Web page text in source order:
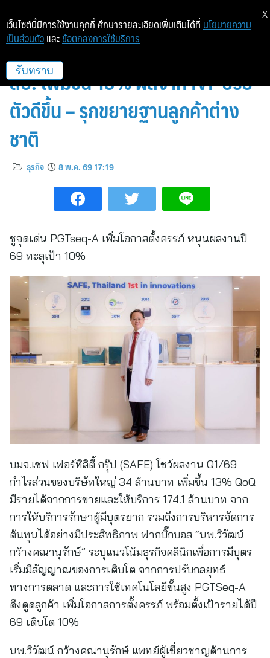
SAFE ทรงดี Q1/69 กำไรแตะ 34
ลบ. เพิ่มขึ้น 13% ผลจาก IVF ปรับ
ตัวดีขึ้น – รุกขยายฐานลูกค้าต่าง
ชาติ
ธุรกิจ 8 พ.ค. 69 17:19
ชูจุดเด่น PGTseq-A เพิ่มโอกาสตั้งครรภ์ หนุนผลงานปี
69 ทะลุเป้า 10%
บมจ.เซฟ เฟอร์ทิลิตี้ กรุ๊ป (SAFE) โชว์ผลงาน Q1/69
กำไรส่วนของบริษัทใหญ่ 34 ล้านบาท เพิ่มขึ้น 13% QoQ
มีรายได้จากการขายและให้บริการ 174.1 ล้านบาท จาก
การให้บริการรักษาผู้มีบุตรยาก รวมถึงการบริหารจัดการ
ต้นทุนได้อย่างมีประสิทธิภาพ ฟากบิ๊กบอส “นพ.วิวัฒน์
กว้างคณานุรักษ์” ระบุแนวโน้มธุรกิจคลินิกเพื่อการมีบุตร
เริ่มมีสัญญาณของการเติบโต จากการปรับกลยุทธ์
ทางการตลาด และการใช้เทคโนโลยีขั้นสูง PGTSeq-A
ดึงดูดลูกค้า เพิ่มโอกาสการตั้งครรภ์ พร้อมตั้งเป้ารายได้ปี
69 เติบโต 10%
นพ.วิวัฒน์ กว้างคณานุรักษ์ แพทย์ผู้เชี่ยวชาญด้านการ
เว็บไซต์นี้มีการใช้งานคุกกี้ ศึกษารายละเอียดเพิ่มเติมได้ที่ นโยบายความ
เป็นส่วนตัว และ ข้อตกลงการใช้บริการ
รับทราบ
X